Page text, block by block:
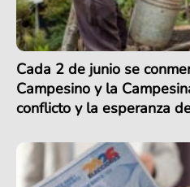
Cada 2 de junio se
Campesino y la
conflicto y la esperanza